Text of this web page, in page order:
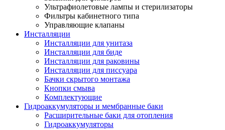
Ультрафиолетовые лампы и стерилизаторы
Фильтры кабинетного типа
Управляющие клапаны
Инсталляции
Инсталляции для унитаза
Инсталляции для биде
Инсталляции для раковины
Инсталляции для писсуара
Бачки скрытого монтажа
Кнопки смыва
Комплектующие
Гидроаккумуляторы и мембранные баки
Расширительные баки для отопления
Гидроаккумуляторы